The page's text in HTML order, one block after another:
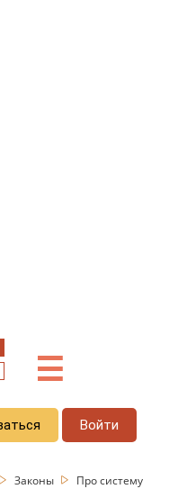
☰
Войти
Законы
Про систему